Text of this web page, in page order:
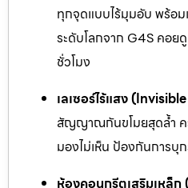
ทุกจุดแบบไร้มุมอับ พร้อ
ระดับโลกจาก G4S คอ
ชั่วโมง
เลเซอร์ไร้แสง
สัญญาณกันขโมยสุดล้ำ ค
มองไม่เห็น ป้องกันการบุ
ห้องคอนกรีตเสริมเหล็